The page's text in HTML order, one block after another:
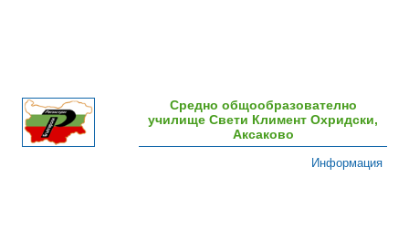
Средно общообразователно
училище Свети Климент Охридски,
Аксаково
Информация